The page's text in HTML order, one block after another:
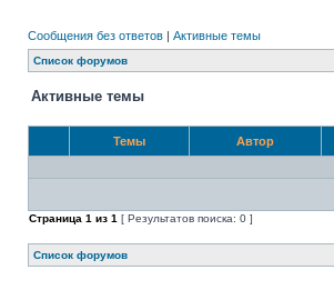
Сообщения без ответов | Активные темы
Список форумов
Активные темы
Темы Автор
Страница 1 из 1 [ Результатов поиска: 0 ]
Список форумов